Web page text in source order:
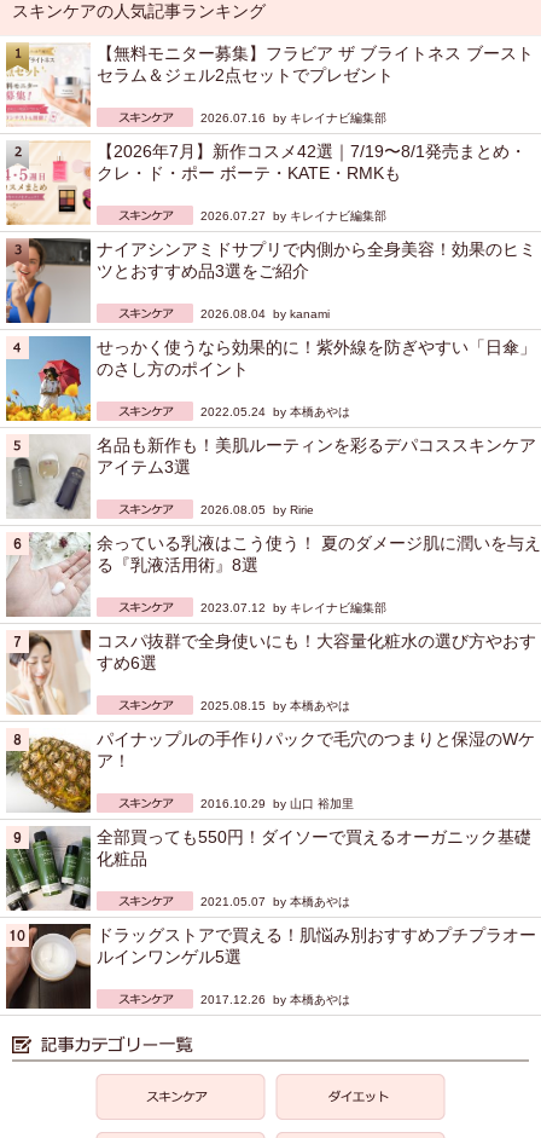
スキンケアの人気記事ランキング
【無料モニター募集】フラビア ザ ブライトネス ブースト
セラム＆ジェル2点セットでプレゼント
2026.07.16 by キレイナビ編集部
【2026年7月】新作コスメ42選｜7/19〜8/1発売まとめ・
クレ・ド・ポー ボーテ・KATE・RMKも
2026.07.27 by キレイナビ編集部
ナイアシンアミドサプリで内側から全身美容！効果のヒミ
ツとおすすめ品3選をご紹介
2026.08.04 by kanami
せっかく使うなら効果的に！紫外線を防ぎやすい「日傘」
のさし方のポイント
2022.05.24 by 本橋あやは
名品も新作も！美肌ルーティンを彩るデパコススキンケア
アイテム3選
2026.08.05 by Ririe
余っている乳液はこう使う！ 夏のダメージ肌に潤いを与え
る『乳液活用術』8選
2023.07.12 by キレイナビ編集部
コスパ抜群で全身使いにも！大容量化粧水の選び方やおす
すめ6選
2025.08.15 by 本橋あやは
パイナップルの手作りパックで毛穴のつまりと保湿のWケ
ア！
2016.10.29 by 山口 裕加里
全部買っても550円！ダイソーで買えるオーガニック基礎
化粧品
2021.05.07 by 本橋あやは
ドラッグストアで買える！肌悩み別おすすめプチプラオー
ルインワンゲル5選
2017.12.26 by 本橋あやは